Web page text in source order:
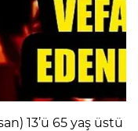
13’ü 65 yaş üstü